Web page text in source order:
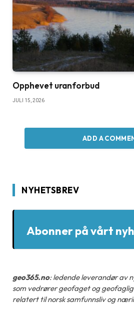
Opphevet uranforbud
JULI 15, 2026
ADD A
NYHETSBREV
Abonner på vårt
geo365.no: ledende leverandør av
som vedrører geofaget og
relatert til norsk samfunnsliv og